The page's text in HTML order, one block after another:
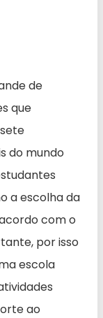
de
que
do mundo
a escolha da
com o
por isso
escola
ao